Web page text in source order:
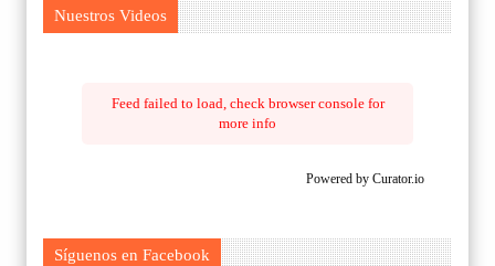
Nuestros Videos
Feed failed to load, check browser console for
more info
Powered by Curator.io
Síguenos en Facebook